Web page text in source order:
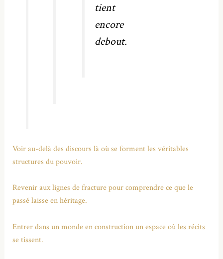
tient
encore
debout.
Voir au-delà des discours là où se forment les véritables
structures du pouvoir.
Revenir aux lignes de fracture pour comprendre ce que le
passé laisse en héritage.
Entrer dans un monde en construction un espace où les récits
se tissent.